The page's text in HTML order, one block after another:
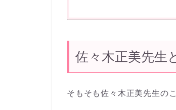
佐々木正美先生
そもそも佐々木正美先生の